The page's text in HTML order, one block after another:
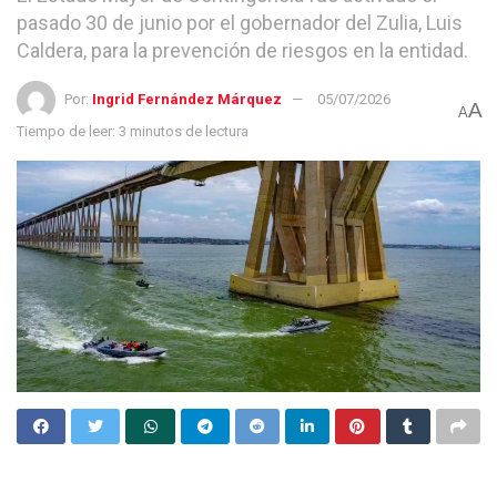
pasado 30 de junio por el gobernador del Zulia, Luis
Caldera, para la prevención de riesgos en la entidad.
Por: Ingrid Fernández Márquez
05/07/2026
Tiempo de leer: 3 minutos de lectura
AA